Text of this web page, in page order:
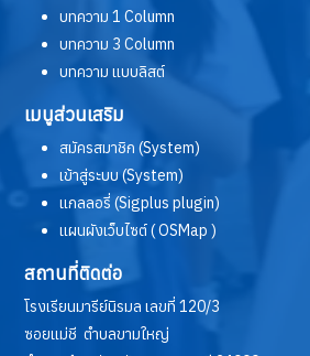
บทความ 1 Column
บทความ 3 Column
บทความ แบบลิสต์
เมนูส่วนเสริม
สมัครสมาชิก (System)
เข้าสู่ระบบ (System)
แกลลอรี่ (Sigplus plugin)
แผนผังเว็บไซต์ ( OSMap )
สถานที่ติดต่อ
โรงเรียนมารีย์นิรมล เลขที่ 120/3
ซอยแม่ชี ตำบลขามใหญ่